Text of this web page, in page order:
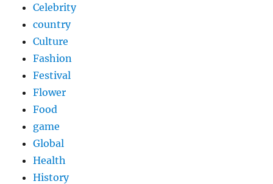
Celebrity
country
Culture
Fashion
Festival
Flower
Food
game
Global
Health
History